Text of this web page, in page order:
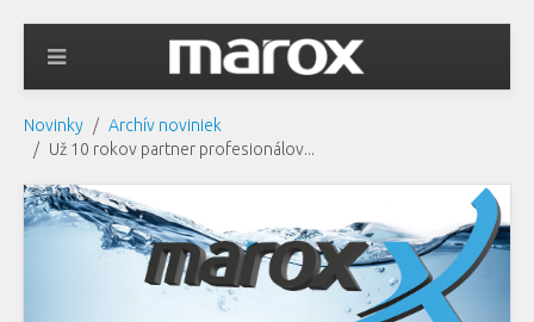
Novinky
Archív noviniek
Už 10 rokov partner profesionálov...